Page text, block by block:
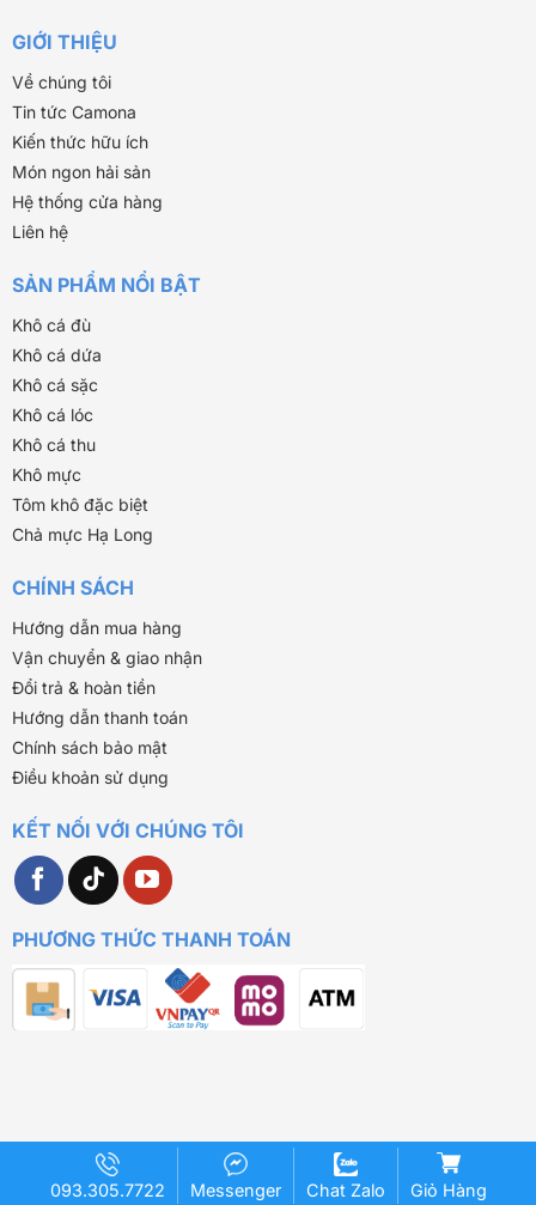
GIỚI THIỆU
Về chúng tôi
Tin tức Camona
Kiến thức hữu ích
Món ngon hải sản
Hệ thống cửa hàng
Liên hệ
SẢN PHẨM NỔI BẬT
Khô cá đù
Khô cá dứa
Khô cá sặc
Khô cá lóc
Khô cá thu
Khô mực
Tôm khô đặc biệt
Chả mực Hạ Long
CHÍNH SÁCH
Hướng dẫn mua hàng
Vận chuyển & giao nhận
Đổi trả & hoàn tiền
Hướng dẫn thanh toán
Chính sách bảo mật
Điều khoản sử dụng
KẾT NỐI VỚI CHÚNG TÔI
PHƯƠNG THỨC THANH TOÁN
093.305.7722 Messenger Chat Zalo Giỏ Hàng